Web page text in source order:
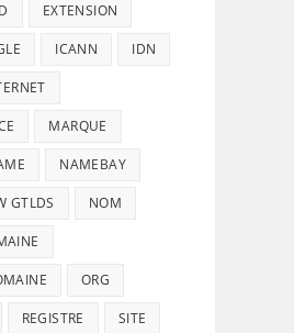
EXTENSION
ICANN IDN
MARQUE
NAMEBAY
GTLDS NOM
ORG
REGISTRE SITE